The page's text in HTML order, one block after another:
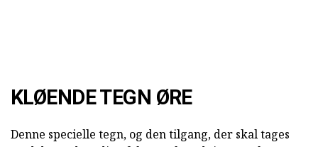
KLØENDE TEGN ØRE
Denne specielle tegn, og den tilgang, der skal tages